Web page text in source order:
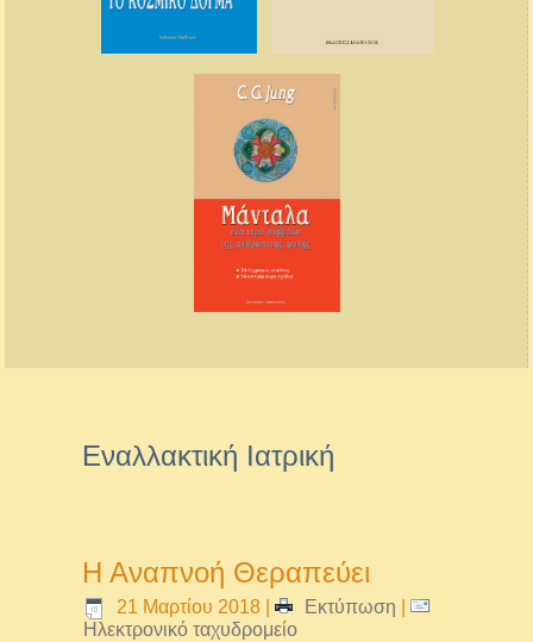
Εναλλακτική Ιατρική
Η Αναπνοή Θεραπεύει
21 Μαρτίου 2018 | Εκτύπωση
Ηλεκτρονικό ταχυδρομείο